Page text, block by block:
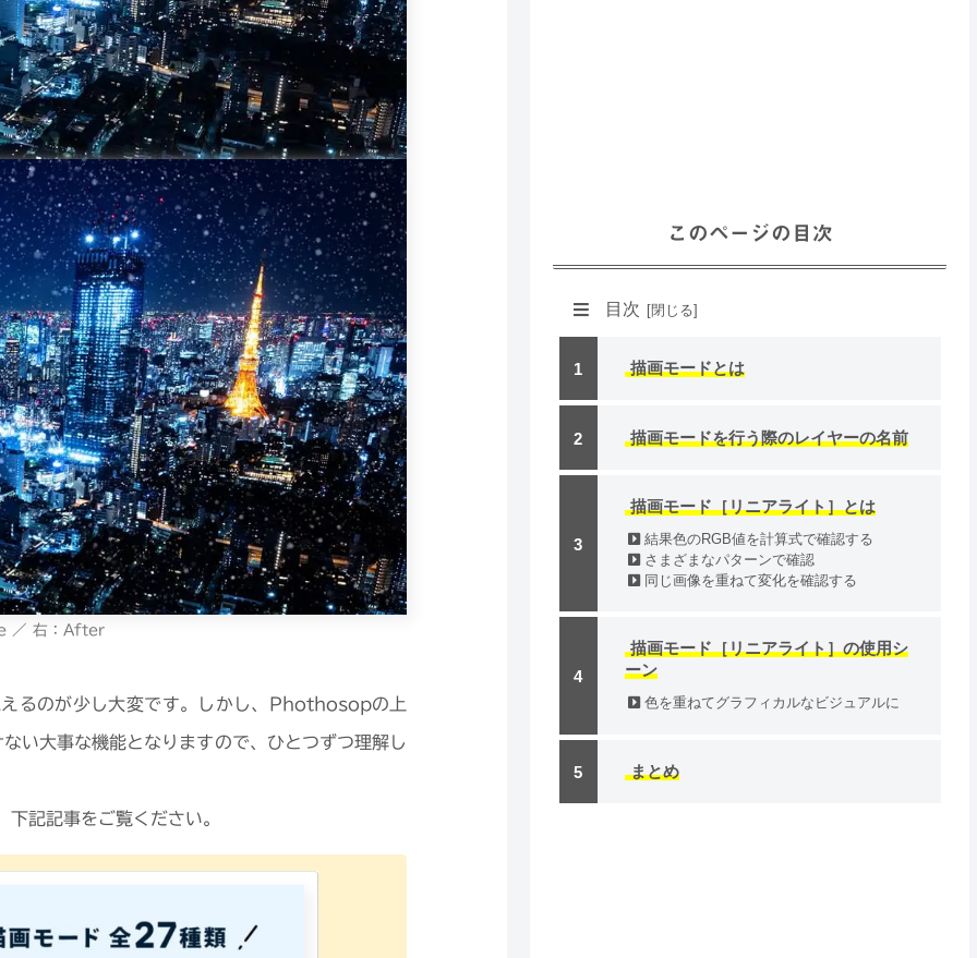
／ 右：After
るのが少し大変です。しかし、Phothosopの上
い大事な機能となりますので、ひとつずつ理解し
記記事をご覧ください。
このページの目次
目次
描画モードとは
描画モードを行う際のレイヤーの名前
描画モード［リニアライト］とは
結果色のRGB値を計算式で確認する
さまざまなパターンで確認
同じ画像を重ねて変化を確認する
描画モード［リニアライト］の使用シ
ーン
色を重ねてグラフィカルなビジュアルに
まとめ